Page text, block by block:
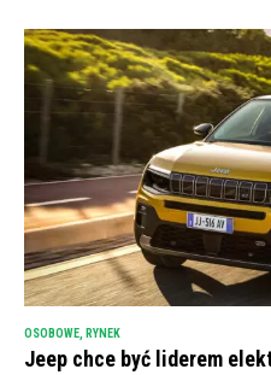
OSOBOWE RYNEK
Jeep chce być liderem